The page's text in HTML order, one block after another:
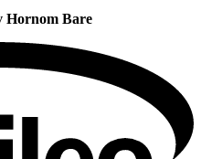
Hornom Bare